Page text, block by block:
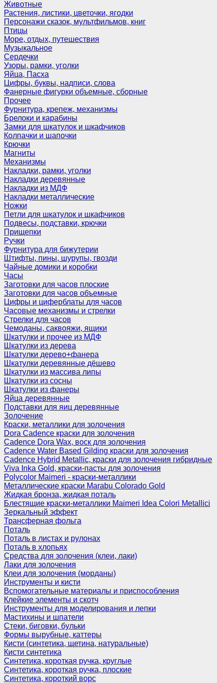
Животные
Растения, листики, цветочки, ягодки
Персонажи сказок, мультфильмов, книг
Птицы
Море, отдых, путешествия
Музыкальное
Сердечки
Узоры, рамки, уголки
Яйца, Пасха
Цифры, буквы, надписи, слова
Фанерные фигурки объемные, сборные
Прочее
Фурнитура, крепеж, механизмы
Брелоки и карабины
Замки для шкатулок и шкафчиков
Колпачки и шапочки
Крючки
Магниты
Механизмы
Накладки, рамки, уголки
Накладки деревянные
Накладки из МДФ
Накладки металлические
Ножки
Петли для шкатулок и шкафчиков
Подвесы, подставки, крючки
Прищепки
Ручки
Фурнитура для бижутерии
Штифты, пины, шурупы, гвозди
Чайные домики и коробки
Часы
Заготовки для часов плоские
Заготовки для часов объемные
Цифры и циферблаты для часов
Часовые механизмы и стрелки
Стрелки для часов
Чемоданы, саквояжи, ящики
Шкатулки и прочее из МДФ
Шкатулки из дерева
Шкатулки дерево+фанера
Шкатулки деревянные дёшево
Шкатулки из массива липы
Шкатулки из сосны
Шкатулки из фанеры
Яйца деревянные
Подставки для яиц деревянные
Золочение
Краски, металлики для золочения
Dora Cadence краски для золочения
Cadence Dora Wax, воск для золочения
Cadence Water Based Gilding краски для золочения
Cadence Hybrid Metallic, краски для золочения гибридные
Viva Inka Gold, краски-пасты для золочения
Polycolor Maimeri - краски-металлики
Металлические краски Marabu Colorado Gold
Жидкая бронза, жидкая поталь
Блестящие краски-металлики Maimeri Idea Colori Metallici
Зеркальный эффект
Трансферная фольга
Поталь
Поталь в листах и рулонах
Поталь в хлопьях
Средства для золочения (клеи, лаки)
Лаки для золочения
Клеи для золочения (морданы)
Инструменты и кисти
Вспомогательные материалы и приспособления
Клейкие элементы и скотч
Инструменты для моделирования и лепки
Мастихины и шпатели
Стеки, биговки, бульки
Формы вырубные, каттеры
Кисти (синтетика, щетина, натуральные)
Кисти синтетика
Синтетика, короткая ручка, круглые
Синтетика, короткая ручка, плоские
Синтетика, короткий ворс